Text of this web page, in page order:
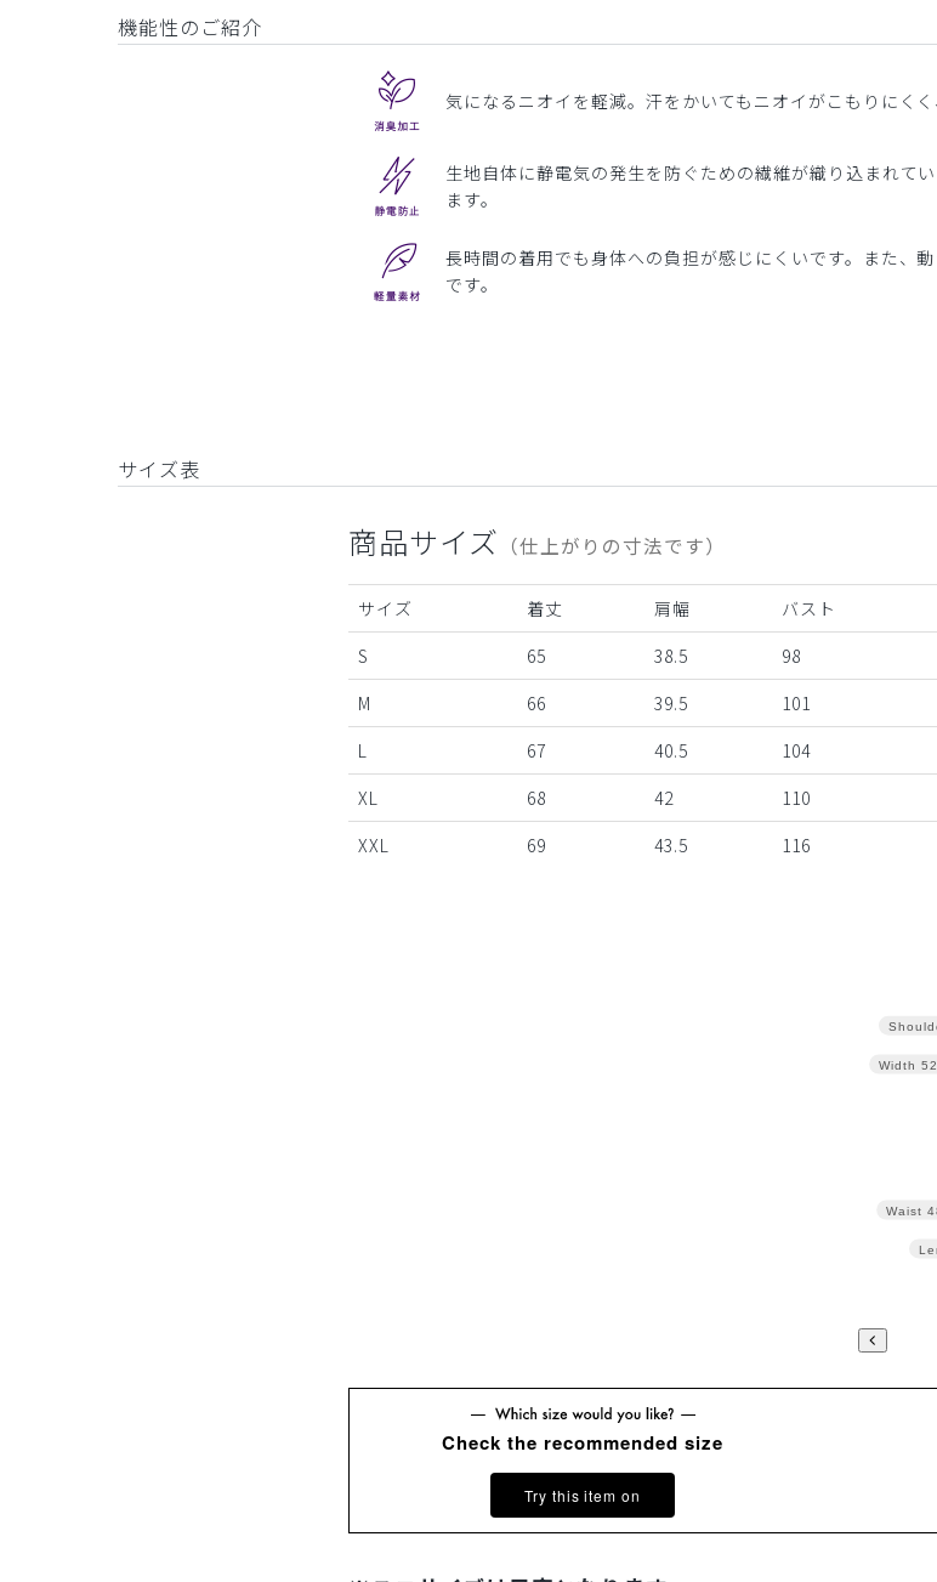
機能性のご紹介
気になるニオイを軽減。汗をかいてもニオイがこもりにくく
生地自体に静電気の発生を防ぐための繊維が織り込まれて
ます。
長時間の着用でも身体への負担が感じにくいです。また、
です。
サイズ表
商品サイズ （仕上がりの寸法です）
サイズ 着丈 肩幅 バスト
S
65 38.5 98
M
66 39.5 101
L
67 40.5 104
XL
68 42 110
XXL
69 43.5 116
Waist
Width
Check the recommended size
Try this item on